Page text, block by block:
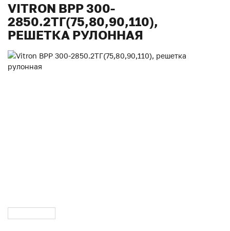
VITRON ВРР 300-
2850.2ТГ(75,80,90,110),
РЕШЕТКА РУЛОННАЯ